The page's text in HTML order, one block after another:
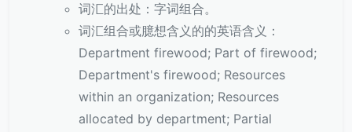
词汇的出处：字词组合。
词汇组合或臆想含义的的英语含义：
Department firewood; Part of firewood;
Department's firewood; Resources
within an organization; Resources
allocated by department; Partial